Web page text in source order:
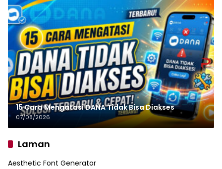
15 Cara Mengatasi DANA Tidak Bisa Diakses
07/08/2026
Laman
Aesthetic Font Generator